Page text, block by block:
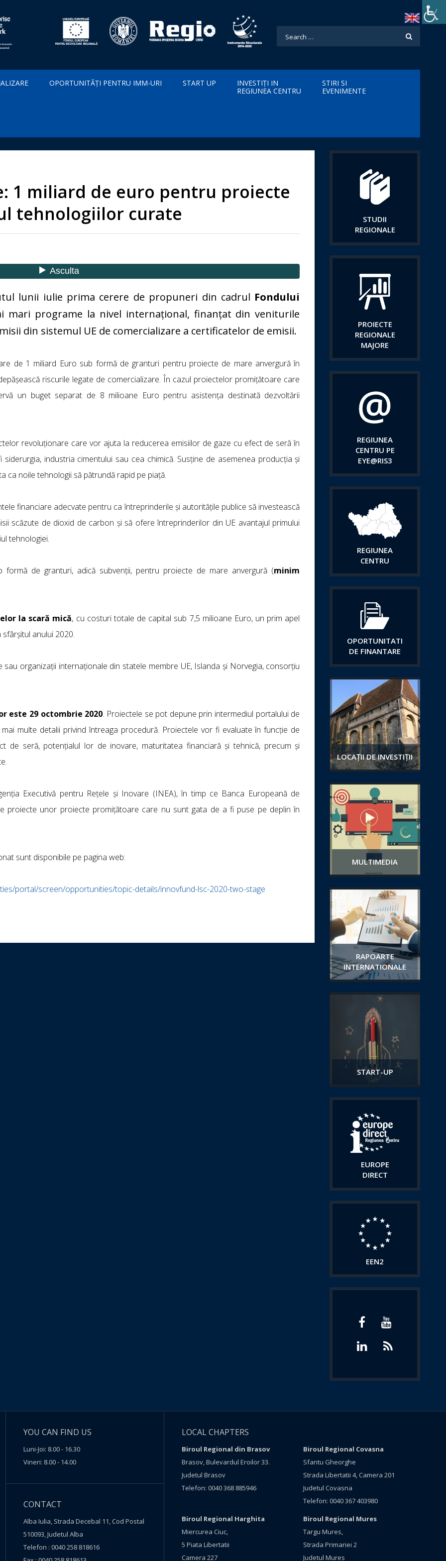
OPORTUNITĂȚI PENTRU IMM-URI START UP
INVESTIȚI IN
REGIUNEA CENTRU
STIRI SI
EVENIMENTE
1 miliard de euro pentru proiecte
tehnologiilor curate
lunii iulie prima cerere de propuneri din cadrul Fondului
mari programe la nivel internațional, finanțat din veniturile
din sistemul UE de comercializare a certificatelor de emisii.
de 1 miliard Euro sub formă de granturi pentru proiecte de mare anvergură în
riscurile legate de comercializare. În cazul proiectelor promițătoare care
un buget separat de 8 milioane Euro pentru asistența destinată dezvoltării
revoluţionare care vor ajuta la reducerea emisiilor de gaze cu efect de seră în
industria cimentului sau cea chimică. Susține de asemenea producția și
ca noile tehnologii să pătrundă rapid pe piaţă.
financiare adecvate pentru ca întreprinderile și autoritățile publice să investească
scăzute de dioxid de carbon și să ofere întreprinderilor din UE avantajul primului
tehnologiei.
de granturi, adică subvenții, pentru proiecte de mare anvergură (minim
la scară mică, cu costuri totale de capital sub 7,5 milioane Euro, un prim apel
anului 2020.
sau organizații internaționale din statele membre UE, Islanda și Norvegia, consorțiu
este 29 octombrie 2020. Proiectele se pot depune prin intermediul portalului de
multe detalii privind întreaga procedură. Proiectele vor fi evaluate în funcție de
de seră, potențialul lor de inovare, maturitatea financiară și tehnică, precum și
Executivă pentru Rețele și Inovare (INEA), în timp ce Banca Europeană de
proiecte unor proiecte promițătoare care nu sunt gata de a fi puse pe deplin în
sunt disponibile pe pagina web:
portal/screen/opportunities/topic-details/innovfund-lsc-2020-two-stage
STUDII
REGIONALE
PROIECTE
REGIONALE
MAJORE
REGIUNEA
CENTRU PE
EYE@RIS3
REGIUNEA
CENTRU
OPORTUNITATI
DE FINANTARE
LOCAȚII DE INVESTIȚII
MULTIMEDIA
RAPOARTE
INTERNATIONALE
START-UP
EUROPE
DIRECT
EEN2
YOU CAN FIND US
Luni-Joi: 8.00 - 16.30
Vineri: 8.00 - 14.00
CONTACT
Alba Iulia, Strada Decebal 11, Cod Postal
510093, Judetul Alba
Telefon : 0040 258 818616
LOCAL CHAPTERS
Biroul Regional din Brasov
Brasov, Bulevardul Eroilor 33.
Judetul Brasov
Telefon: 0040 368 885946
Biroul Regional Covasna
Sfantu Gheorghe
Strada Libertatii 4, Camera 201
Judetul Covasna
Telefon: 0040 367 403980
Biroul Regional Harghita
Miercurea Ciuc,
5 Piata Libertatii
Camera 227
Biroul Regional Mures
Targu Mures,
Strada Primariei 2
Judetul Mures